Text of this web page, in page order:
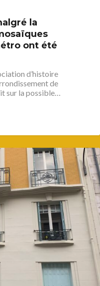
la
ont été
d’histoire
de
sur la possible…